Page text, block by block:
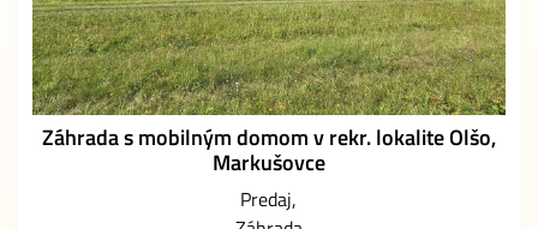
Záhrada s mobilným domom v rekr. lokalite Olšo,
Markušovce
Predaj